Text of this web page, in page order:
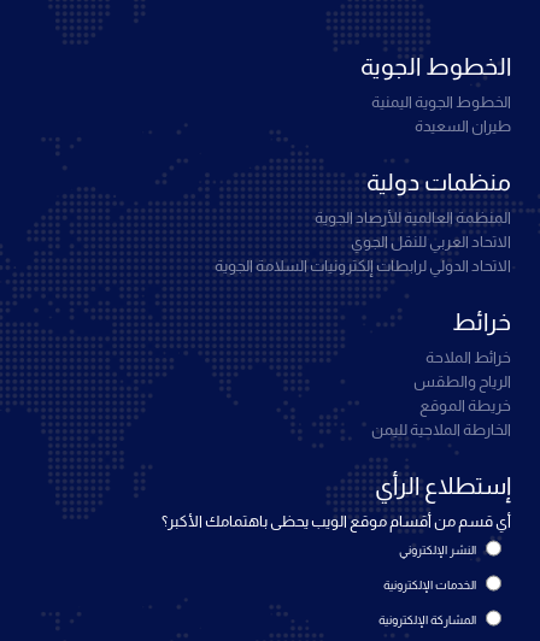
الخطوط الجوية
الخطوط الجوية اليمنية
طيران السعيدة
منظمات دولية
المنظمة العالمية للأرصاد الجوية
الاتحاد العربي للنقل الجوي
الاتحاد الدولي لرابطات إلكترونيات السلامة الجوية
خرائط
خرائط الملاحة
الرياح والطقس
خريطة الموقع
الخارطة الملاحية لليمن
إستطلاع الرأي
أي قسم من أقسام موقع الويب يحظى باهتمامك الأكبر؟
النشر الإلكتروني
الخدمات الإلكترونية
المشاركة الإلكترونية